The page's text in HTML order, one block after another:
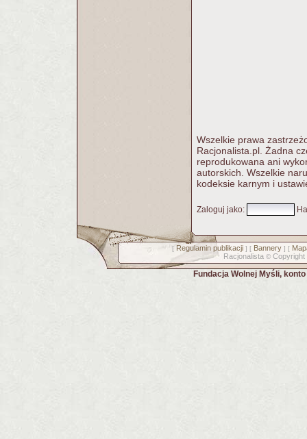
Wszelkie prawa
Racjonalista.pl. Żadna
reprodukowana ani
autorskich. Wszelkie
kodeksie karnym i
Zaloguj jako:
[ Regulamin publikacji] [ Bannery] [
Racjonalista © Copyright
Fundacja Wolnej Myśli,